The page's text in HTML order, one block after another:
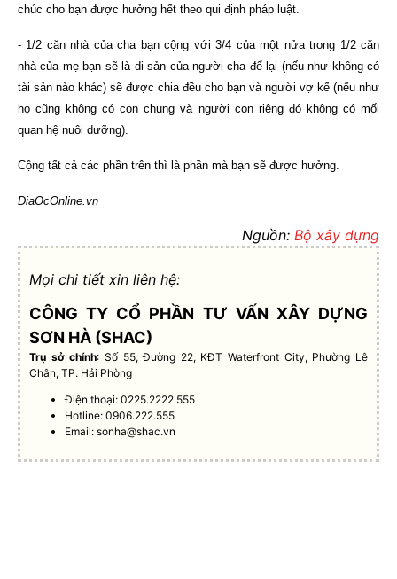
chúc cho bạn được hưởng hết theo qui định pháp luật.
- 1/2 căn nhà của cha bạn cộng với 3/4 của một nửa trong 1/2 căn
nhà của mẹ bạn sẽ là di sản của người cha để lại (nếu như không có
tài sản nào khác) sẽ được chia đều cho bạn và người vợ kế (nếu như
họ cũng không có con chung và người con riêng đó không có mối
quan hệ nuôi dưỡng).
Cộng tất cả các phần trên thì là phần mà bạn sẽ được hưởng.
DiaOcOnline.vn
Nguồn: Bộ xây dựng
Mọi chi tiết xin liên hệ:
CÔNG TY CỔ PHẦN TƯ VẤN XÂY DỰNG
SƠN HÀ (SHAC)
Trụ sở chính: Số 55, Đường 22, KĐT Waterfront City, Phường Lê
Chân, TP. Hải Phòng
Điện thoại: 0225.2222.555
Hotline: 0906.222.555
Email:sonha@shac.vn